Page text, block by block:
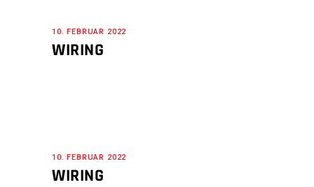
10. FEBRUAR 2022
WIRING
10. FEBRUAR 2022
WIRING